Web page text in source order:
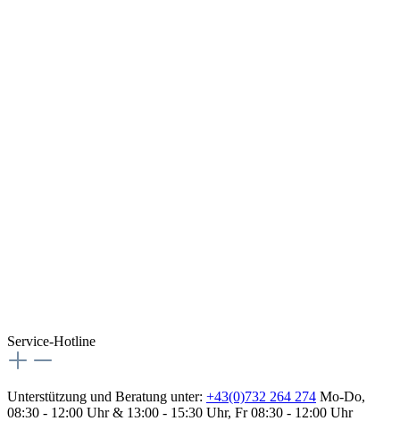
Service-Hotline
Unterstützung und Beratung unter: +43(0)732 264 274 Mo-Do,
08:30 - 12:00 Uhr & 13:00 - 15:30 Uhr, Fr 08:30 - 12:00 Uhr